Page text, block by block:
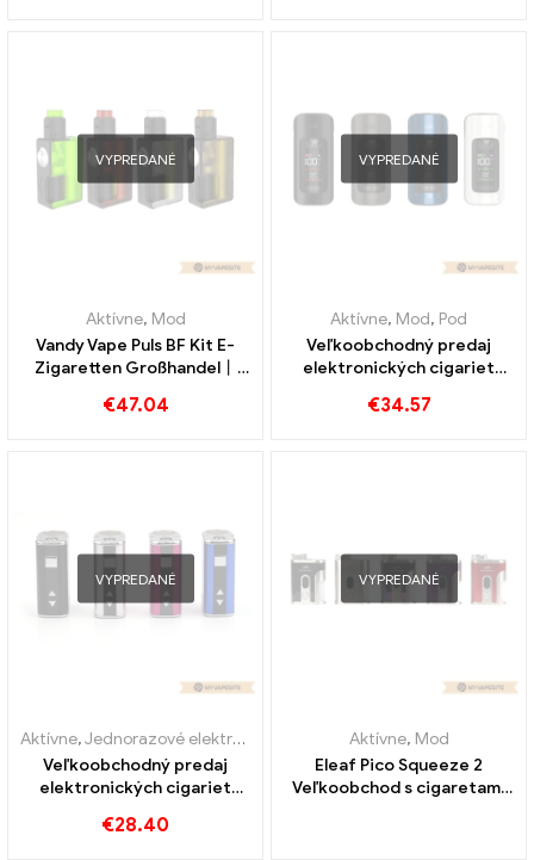
VYPREDANÉ
Aktívne, Mod
Vandy Vape Puls BF Kit E-
Zigaretten Großhandel丨
€47.04
VYPREDANÉ
Aktívne, Mod, Pod
Veľkoobchodný predaj
elektronických cigariet
3400mAh
€34.57
VYPREDANÉ
Aktívne,Jednorazové elektronické cigarety Litva ,Jednorazové
Veľkoobchodný predaj
elektronických cigariet
mieru
€28.40
VYPREDANÉ
Aktívne, Mod
Eleaf Pico Squeeze 2
Veľkoobchod s cigaretami